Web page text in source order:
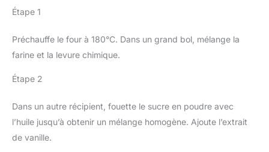
Étape 1
Préchauffe le four à 180°C. Dans un grand bol, mélange la
farine et la levure chimique.
Étape 2
Dans un autre récipient, fouette le sucre en poudre avec
l’huile jusqu’à obtenir un mélange homogène. Ajoute l’extrait
de vanille.